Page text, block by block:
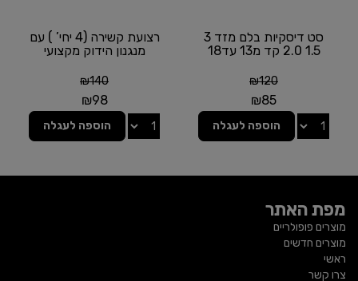
סט דיסקיות בלם מזד 3
1.5 2.0 קד מ13 עד18
₪120
₪85
הוספה לעגלה
רצועת קשירה (4 יחי’ ) עם
מנגנון הידוק מקצועי
₪140
₪98
הוספה לעגלה
מפת האתר
מוצרים פופולריים
מוצרים חדשים
ראשי
צרו קשר